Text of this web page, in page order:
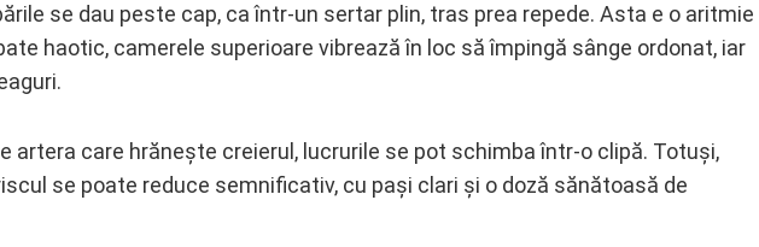
se dau peste cap, ca într-un sertar plin, tras prea repede. Asta e o aritmie
haotic, camerele superioare vibrează în loc să împingă sânge ordonat, iar
artera care hrănește creierul, lucrurile se pot schimba într-o clipă. Totuși,
se poate reduce semnificativ, cu pași clari și o doză sănătoasă de